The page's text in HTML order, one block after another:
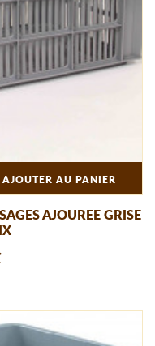
AJOUTER AU PANIER
AJOUREE GRISE